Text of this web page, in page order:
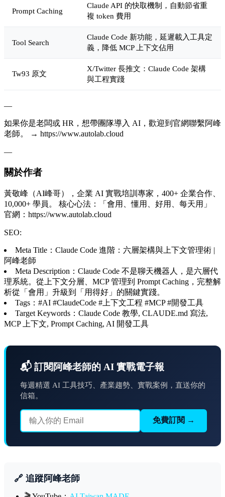
Prompt Caching
Claude API 的快取機制，自動節省重
複 token 費用
Tool Search
Claude Code 新功能，延遲載入工具定
義，降低 MCP 上下文佔用
Tw93 原文
X/Twitter 長推文：Claude Code 架構
與工程實踐
—
如果你是老闆或 HR，想帶團隊導入 AI，歡迎到官網聯繫阿峰
老師。 → https://www.autolab.cloud
—
關於作者
黃敬峰（AI峰哥），企業 AI 實戰培訓專家，400+ 企業合作、
10,000+ 學員。 核心心法：「會用、懂用、好用、每天用」
官網：https://www.autolab.cloud
SEO:
Meta Title：Claude Code 進階：六層架構與上下文管理術 |
阿峰老師
Meta Description：Claude Code 不是聊天機器人，是六層代
理系統。從上下文分層、MCP 管理到 Prompt Caching，完整解
析從「會用」升級到「用得好」的關鍵實踐。
Tags：#AI #ClaudeCode #上下文工程 #MCP #開發工具
Target Keywords：Claude Code 教學, CLAUDE.md 寫法,
MCP 上下文, Prompt Caching, AI 開發工具
📬 訂閱阿峰老師的 AI 實戰電子報
每週精選 AI 工具技巧、產業趨勢、實戰案例，直送你的
信箱。
免費訂閱 →
🔗 追蹤阿峰老師